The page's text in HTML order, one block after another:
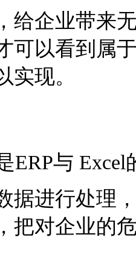
给企业带来
可以看到属
实现。
ERP与
据进行处理
把对企业的